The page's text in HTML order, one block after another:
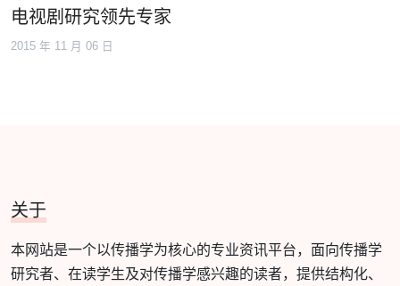
电视剧研究领先专家
2015 年 11 月 06 日
关于
本网站是一个以传播学为核心的专业资讯平台，面向传播学
研究者、在读学生及对传播学感兴趣的读者，提供结构化、